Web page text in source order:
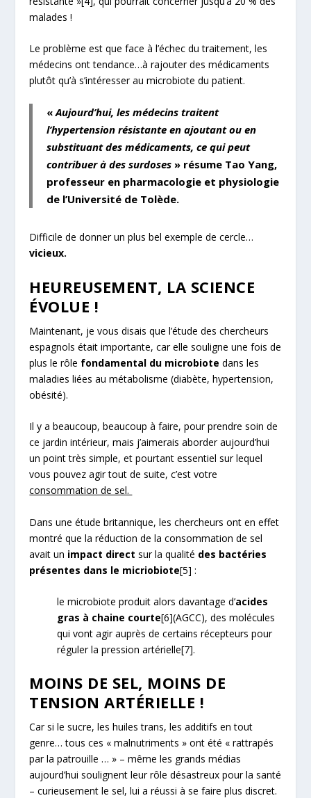
malades !
Le problème est que face à l’échec du traitement, les
médecins ont tendance…à rajouter des médicaments
plutôt qu’à s’intéresser au microbiote du patient.
«Aujourd’hui, les médecins traitent
l’hypertension résistante en ajoutant ou en
substituant des médicaments, ce qui peut
contribuer à des surdoses » résume Tao Yang,
professeur en pharmacologie et physiologie
de l’Université de Tolède.
Difficile de donner un plus bel exemple de cercle…
vicieux.
HEUREUSEMENT, LA SCIENCE
ÉVOLUE !
Maintenant, je vous disais que l’étude des chercheurs
espagnols était importante, car elle souligne une fois de
plus le rôle fondamental du microbiote dans les
maladies liées au métabolisme (diabète, hypertension,
obésité).
Il y a beaucoup, beaucoup à faire, pour prendre soin de
ce jardin intérieur, mais j’aimerais aborder aujourd’hui
un point très simple, et pourtant essentiel sur lequel
vous pouvez agir tout de suite, c’est votre
consommation de sel.
Dans une étude britannique, les chercheurs ont en effet
montré que la réduction de la consommation de sel
avait un impact direct sur la qualité des bactéries
présentes dans le micriobiote[5] :
le microbiote produit alors davantage d’acides
gras à chaine courte[6](AGCC), des molécules
qui vont agir auprès de certains récepteurs pour
réguler la pression artérielle[7].
MOINS DE SEL, MOINS DE
TENSION ARTÉRIELLE !
Car si le sucre, les huiles trans, les additifs en tout
genre… tous ces « malnutriments » ont été « rattrapés
par la patrouille … » – même les grands médias
aujourd’hui soulignent leur rôle désastreux pour la santé
– curieusement le sel, lui a réussi à se faire plus discret.